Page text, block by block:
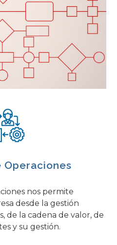
Operaciones
nos permite
desde la gestión
de la cadena de valor, de
y su gestión.